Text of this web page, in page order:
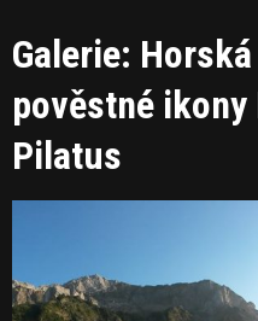
Galerie:
pověstné
Pilatus